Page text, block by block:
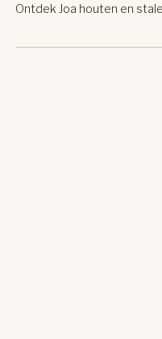
Ontdek Joa houten en